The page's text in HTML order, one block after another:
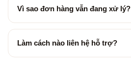
Vì sao đơn hàng vẫn đang xử lý?
Làm cách nào liên hệ hỗ trợ?